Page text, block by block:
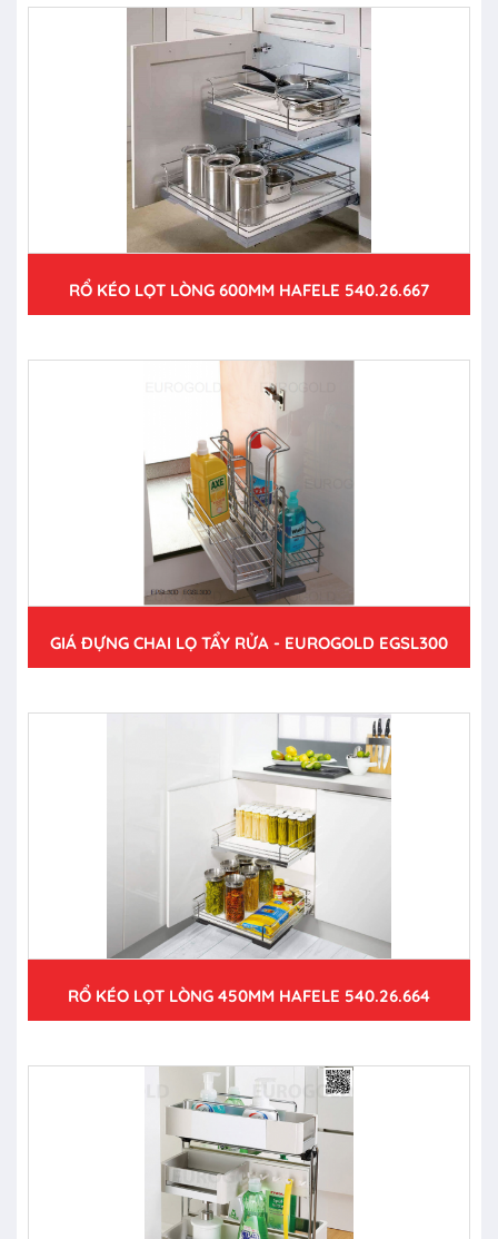
RỔ KÉO LỌT LÒNG 600MM HAFELE 540.26.667
GIÁ ĐỰNG CHAI LỌ TẨY RỬA - EUROGOLD EGSL300
RỔ KÉO LỌT LÒNG 450MM HAFELE 540.26.664